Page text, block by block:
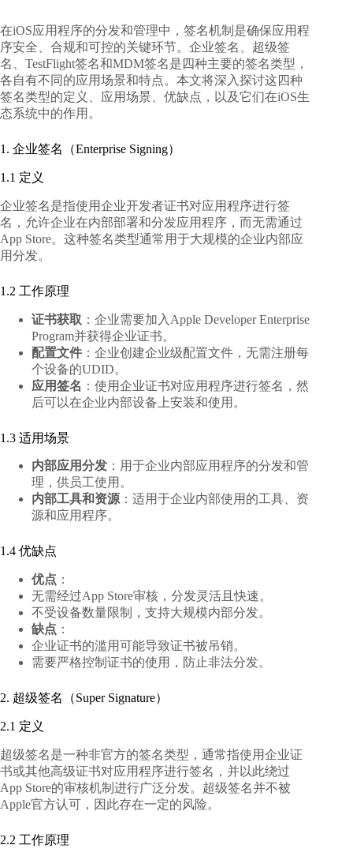
在iOS应用程序的分发和管理中，签名机制是确保应用程
序安全、合规和可控的关键环节。企业签名、超级签
名、TestFlight签名和MDM签名是四种主要的签名类型，
各自有不同的应用场景和特点。本文将深入探讨这四种
签名类型的定义、应用场景、优缺点，以及它们在iOS生
态系统中的作用。
1. 企业签名（Enterprise Signing）
1.1 定义
企业签名是指使用企业开发者证书对应用程序进行签
名，允许企业在内部部署和分发应用程序，而无需通过
App Store。这种签名类型通常用于大规模的企业内部应
用分发。
1.2 工作原理
证书获取 ：企业需要加入Apple Developer Enterprise
Program并获得企业证书。
配置文件 ：企业创建企业级配置文件，无需注册每
个设备的UDID。
应用签名 ：使用企业证书对应用程序进行签名，然
后可以在企业内部设备上安装和使用。
1.3 适用场景
内部应用分发 ：用于企业内部应用程序的分发和管
理，供员工使用。
内部工具和资源：适用于企业内部使用的工具、资
源和应用程序。
1.4 优缺点
优点 ：
无需经过App Store审核，分发灵活且快速。
不受设备数量限制，支持大规模内部分发。
缺点 ：
企业证书的滥用可能导致证书被吊销。
需要严格控制证书的使用，防止非法分发。
2. 超级签名（Super Signature）
2.1 定义
超级签名是一种非官方的签名类型，通常指使用企业证
书或其他高级证书对应用程序进行签名，并以此绕过
App Store的审核机制进行广泛分发。超级签名并不被
Apple官方认可，因此存在一定的风险。
2.2 工作原理